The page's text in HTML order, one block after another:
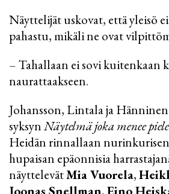
Näyttelijät uskovat, että yleisö
pahastu, mikäli ne ovat
– Tahallaan ei sovi kuitenkaan
naurattaakseen.
Johansson, Lintala ja
syksynNäytelmä joka menee
Heidän rinnallaan
hupaisan epäonnisia
näyttelevätMia Vuorela,